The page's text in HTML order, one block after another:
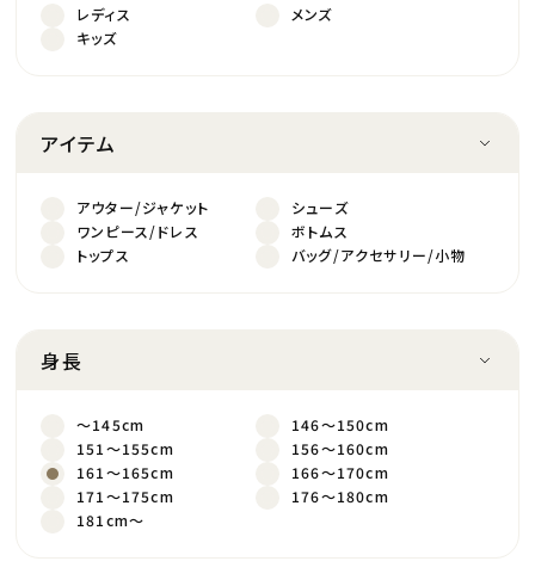
レディス
メンズ
キッズ
アイテム
アウター/ジャケット
シューズ
ワンピース/ドレス
ボトムス
トップス
バッグ/アクセサリー/小物
身長
～145cm
146～150cm
151～155cm
156～160cm
161～165cm
166～170cm
171～175cm
176～180cm
181cm～